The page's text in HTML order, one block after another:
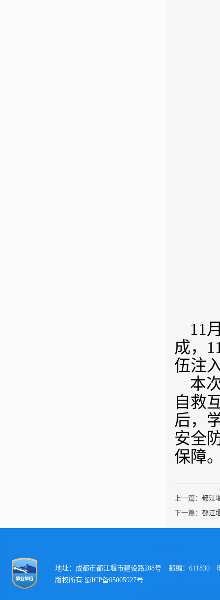
11
成，
伍注
本
自救
后，
安全
保障
上一篇： 都江
下一篇： 都江
地址：成都市都江堰市建设路288号 邮编：611830
版权所有 蜀ICP备05005927号